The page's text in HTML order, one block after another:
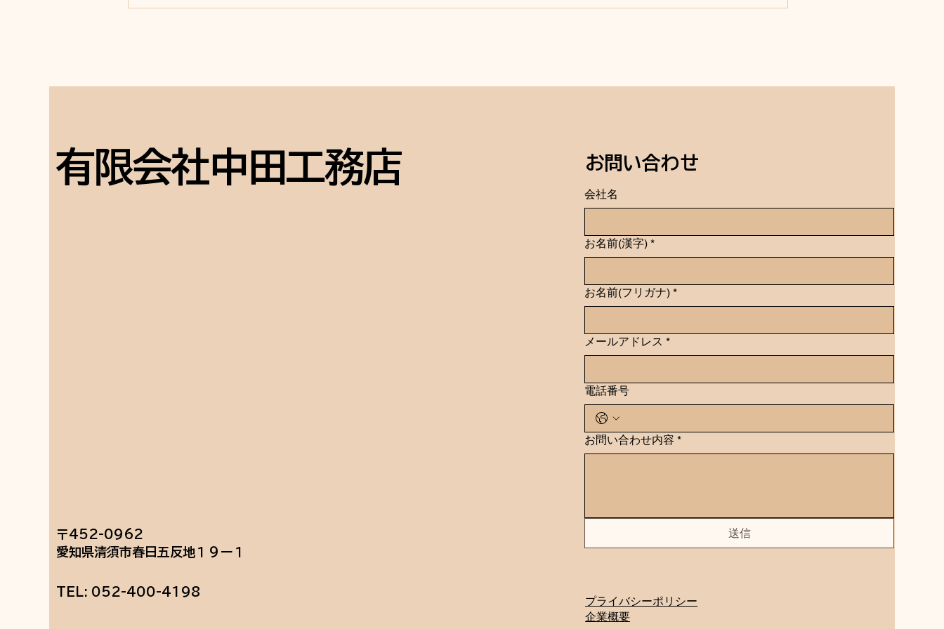
有限会社中田工務店
〒452-0962
愛知県清須市春日五反地１９ー１
TEL: 052-400-4198
お問い合わせ
会社名
お名前(漢字) *
お名前(フリガナ) *
メールアドレス *
電話番号
お問い合わせ内容 *
送信
プライバシーポリシー
​企業概要